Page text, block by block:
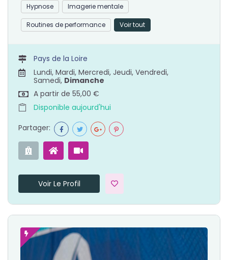
Hypnose Imagerie mentale
Routines de performance Voir tout
Pays de la Loire
Lundi, Mardi, Mercredi, Jeudi, Vendredi,
Samedi, Dimanche
A partir de 55,00 €
Disponible aujourd'hui
Partager:
Voir Le Profil